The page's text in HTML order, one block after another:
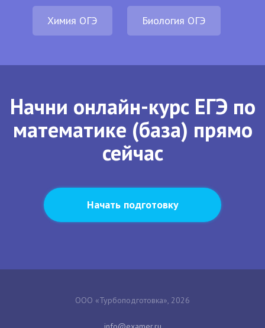
Химия ОГЭ Биология ОГЭ
Начни онлайн-курс ЕГЭ по
математике (база) прямо
сейчас
Начать подготовку
ООО «Турбоподготовка», 2026